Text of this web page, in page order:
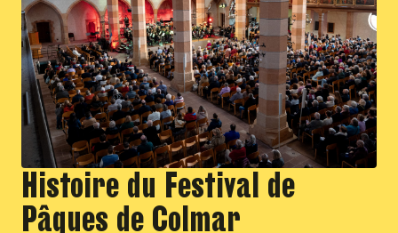
Histoire du Festival de
Pâques de Colmar